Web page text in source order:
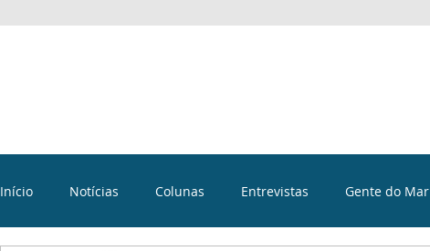
Início Notícias Colunas Entrevistas Gente do Mar